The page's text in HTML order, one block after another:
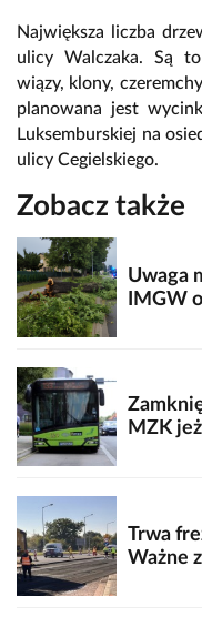
Największa liczba
ulicy Walczaka. Są
wiązy, klony,
planowana jest
Luksemburskiej na
ulicy Cegielskiego.
Zobacz także
Uwaga
IMGW
MZK
Trwa
Ważne